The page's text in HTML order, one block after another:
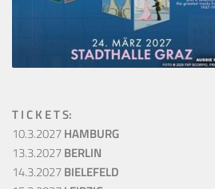
T I C K E T S:
10.3.2027HAMBURG
13.3.2027BERLIN
14.3.2027BIELEFELD